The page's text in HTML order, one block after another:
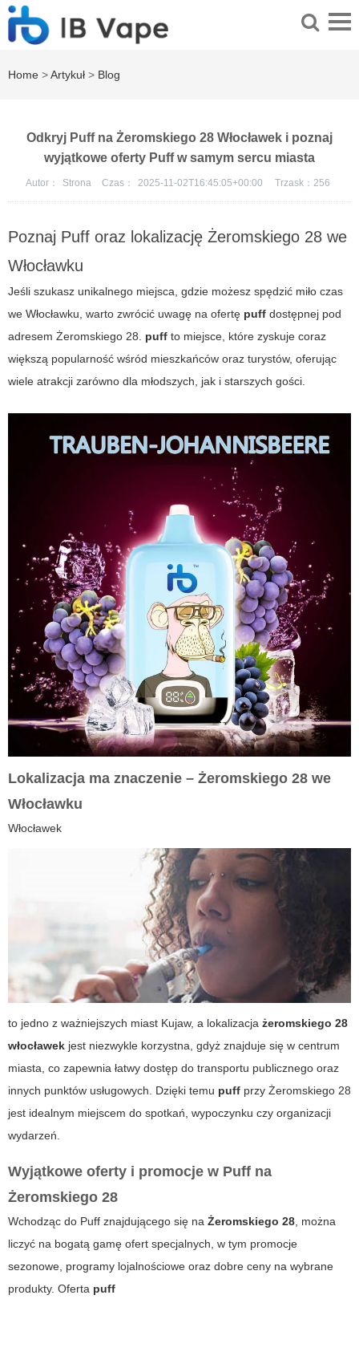
Home >Artykuł > Blog
Odkryj Puff na Żeromskiego 28 Włocławek i poznaj
wyjątkowe oferty Puff w samym sercu miasta
Autor： Strona Czas： 2025-11-02T16:45:05+00:00 Trzask： 256
Poznaj Puff oraz lokalizację Żeromskiego 28 we
Włocławku
Jeśli szukasz unikalnego miejsca, gdzie możesz spędzić miło czas
we Włocławku, warto zwrócić uwagę na ofertę puff dostępnej pod
adresem Żeromskiego 28. puff to miejsce, które zyskuje coraz
większą popularność wśród mieszkańców oraz turystów, oferując
wiele atrakcji zarówno dla młodszych, jak i starszych gości.
Lokalizacja ma znaczenie – Żeromskiego 28 we
Włocławku
Włocławek
to jedno z ważniejszych miast Kujaw, a lokalizacja żeromskiego 28
włocławek jest niezwykle korzystna, gdyż znajduje się w centrum
miasta, co zapewnia łatwy dostęp do transportu publicznego oraz
innych punktów usługowych. Dzięki temu puff przy Żeromskiego 28
jest idealnym miejscem do spotkań, wypoczynku czy organizacji
wydarzeń.
Wyjątkowe oferty i promocje w Puff na
Żeromskiego 28
Wchodząc do Puff znajdującego się na Żeromskiego 28 , można
liczyć na bogatą gamę ofert specjalnych, w tym promocje
sezonowe, programy lojalnościowe oraz dobre ceny na wybrane
produkty. Oferta puff